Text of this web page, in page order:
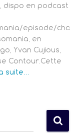
dispo en podcast
episode/
en
Yvan Cujious,
Contour.Cette
suite…